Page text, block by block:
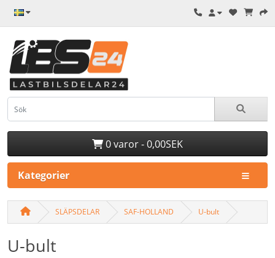
0 varor - 0,00SEK
Kategorier
SLÄPSDELAR SAF-HOLLAND U-bult
U-bult